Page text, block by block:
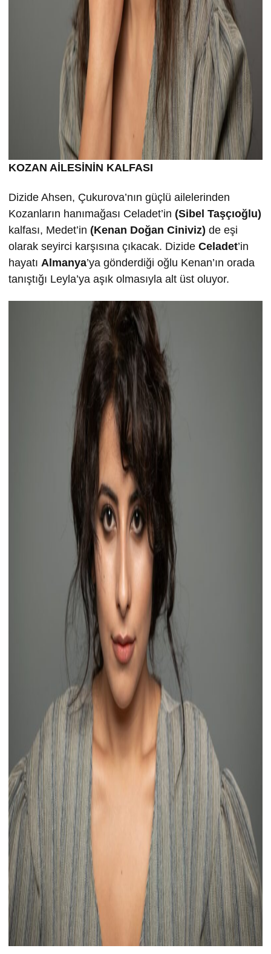
KOZAN AİLESİNİN KALFASI
Dizide Ahsen, Çukurova’nın güçlü ailelerinden
Kozanların hanımağası Celadet’in (Sibel Taşçıoğlu)
kalfası, Medet’in (Kenan Doğan Ciniviz) de eşi
olarak seyirci karşısına çıkacak. Dizide Celadet’in
hayatı Almanya’ya gönderdiği oğlu Kenan’ın orada
tanıştığı Leyla’ya aşık olmasıyla alt üst oluyor.